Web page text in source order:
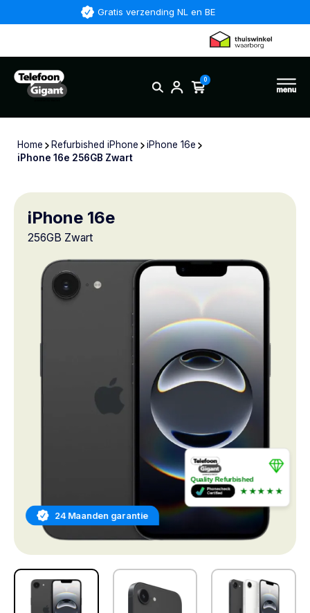
Gratis verzending NL en BE
0
Home Refurbished iPhone
iPhone 16e
iPhone 16e 256GB Zwart
24 Maanden garantie
iPhone 16e
256GB Zwart
Quality Refurbished
★★★★★